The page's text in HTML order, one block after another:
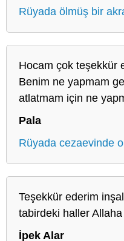
Rüyada ölmüş bir
Hocam çok teşekkür
Benim ne yapmam
atlatmam için ne
Pala
Rüyada cezaevinde
Teşekkür ederim
tabirdeki haller
İpek Alar